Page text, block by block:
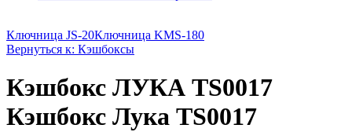
Ключница JS-20Ключница KMS-180
Вернуться к: Кэшбоксы
Кэшбокс ЛУКА TS0017
Кэшбокс Лука TS0017